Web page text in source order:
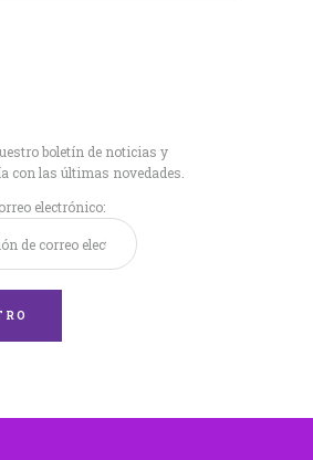
boletín de noticias y
con las últimas novedades.
electrónico: